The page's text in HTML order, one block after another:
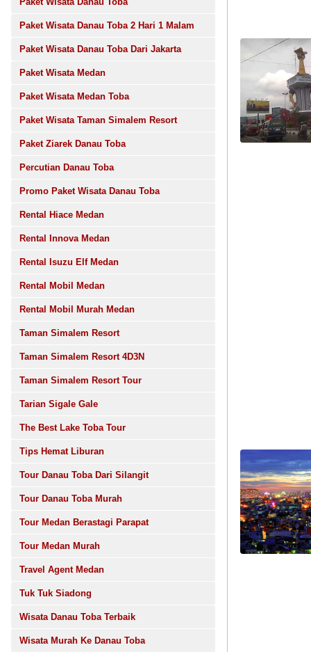
Paket Wisata Danau Toba 2 Hari 1 Malam
Paket Wisata Danau Toba Dari Jakarta
Paket Wisata Medan
Paket Wisata Medan Toba
Paket Wisata Taman Simalem Resort
Paket Ziarek Danau Toba
Percutian Danau Toba
Promo Paket Wisata Danau Toba
Rental Hiace Medan
Rental Innova Medan
Rental Isuzu Elf Medan
Rental Mobil Medan
Rental Mobil Murah Medan
Taman Simalem Resort
Taman Simalem Resort 4D3N
Taman Simalem Resort Tour
Tarian Sigale Gale
The Best Lake Toba Tour
Tips Hemat Liburan
Tour Danau Toba Dari Silangit
Tour Danau Toba Murah
Tour Medan Berastagi Parapat
Tour Medan Murah
Travel Agent Medan
Tuk Tuk Siadong
Wisata Danau Toba Terbaik
Wisata Murah Ke Danau Toba